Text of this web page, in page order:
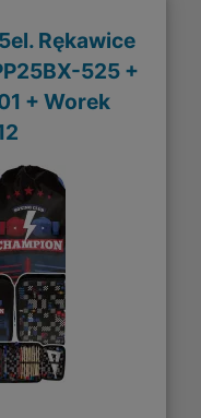
Rękawice
525 +
+ Worek